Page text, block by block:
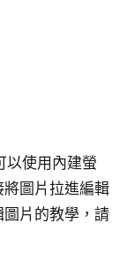
以使用內建螢
圖片拉進編輯
片的教學，請